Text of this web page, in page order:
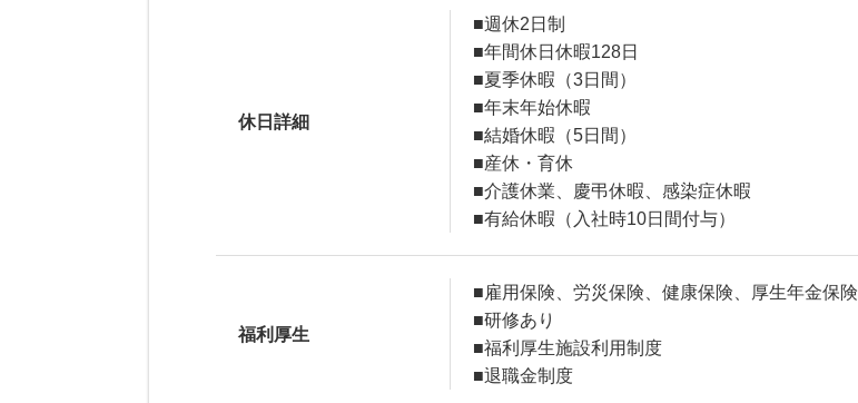
休日詳細
■週休2日制
■年間休日休暇128日
■夏季休暇（3日間）
■年末年始休暇
■結婚休暇（5日間）
■産休・育休
■介護休業、慶弔休暇、感染症休暇
■有給休暇（入社時10日間付与）
福利厚生
■雇用保険、労災保険、健康保険、厚生年金保険
■研修あり
■福利厚生施設利用制度
■退職金制度